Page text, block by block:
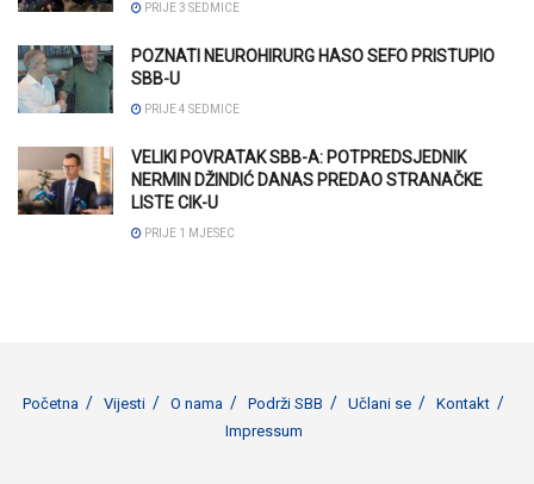
PRIJE 3 SEDMICE
POZNATI NEUROHIRURG HASO SEFO PRISTUPIO
SBB-U
PRIJE 4 SEDMICE
VELIKI POVRATAK SBB-A: POTPREDSJEDNIK
NERMIN DŽINDIĆ DANAS PREDAO STRANAČKE
LISTE CIK-U
PRIJE 1 MJESEC
Početna Vijesti O nama Podrži SBB Učlani se
Kontakt
Impressum